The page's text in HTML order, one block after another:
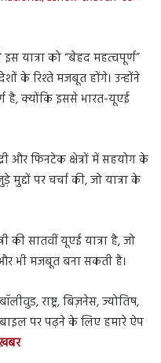
यात्रा को “बेहद महत्वपूर्ण”
के रिश्ते मजबूत होंगे। उन्होंने
है, क्योंकि इससे भारत-यूएई
और फिनटेक क्षेत्रों में सहयोग के
पर चर्चा की, जो यात्रा के
की सातवीं यूएई यात्रा है, जो
भी मजबूत बना सकती है।
राष्ट्र, बिज़नेस, ज्योतिष,
पर पढ़ने के लिए हमारे ऐप